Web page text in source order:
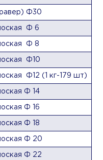
Ф30
Ф 6
Ф 8
Ф10
Ф12 (1 кг-179 шт)
Ф 14
Ф 16
Ф 18
Ф 20
Ф 22